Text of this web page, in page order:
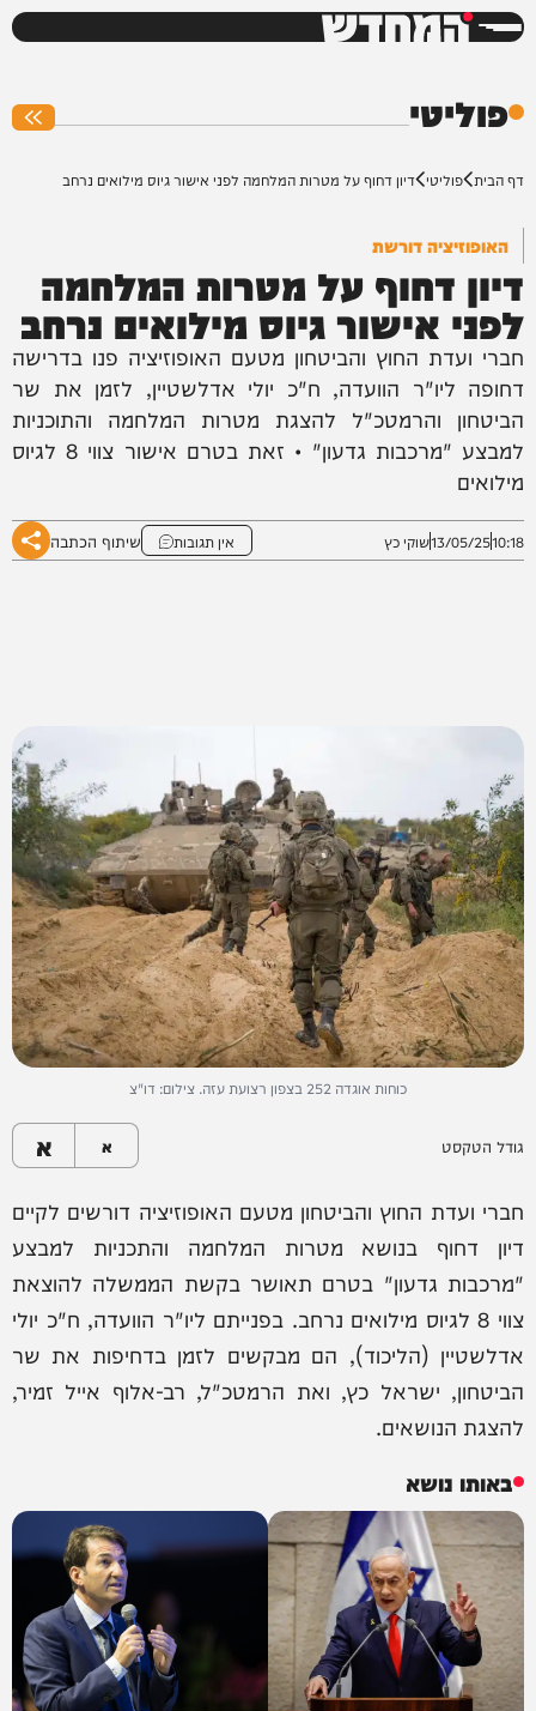
המחדש
פוליטי
דף הבית פוליטי דיון דחוף על מטרות המלחמה לפני אישור גיוס מילואים נרחב
האופוזיציה דורשת
דיון דחוף על מטרות המלחמה
לפני אישור גיוס מילואים נרחב
חברי ועדת החוץ והביטחון מטעם האופוזיציה פנו בדרישה
דחופה ליו"ר הוועדה, ח"כ יולי אדלשטיין, לזמן את שר
הביטחון והרמטכ"ל להצגת מטרות המלחמה והתוכניות
למבצע "מרכבות גדעון" • זאת בטרם אישור צווי 8 לגיוס
מילואים
10:18
13/05/25שוקי כץ אין תגובות שיתוף הכתבה
כוחות אוגדה 252 בצפון רצועת עזה. צילום: דו"צ
גודל הטקסט א א
חברי ועדת החוץ והביטחון מטעם האופוזיציה דורשים לקיים
דיון דחוף בנושא מטרות המלחמה והתכניות למבצע
"מרכבות גדעון" בטרם תאושר בקשת הממשלה להוצאת
צווי 8 לגיוס מילואים נרחב. בפנייתם ליו"ר הוועדה, ח"כ יולי
אדלשטיין (הליכוד), הם מבקשים לזמן בדחיפות את שר
הביטחון, ישראל כץ, ואת הרמטכ"ל, רב-אלוף אייל זמיר,
להצגת הנושאים.
באותו נושא